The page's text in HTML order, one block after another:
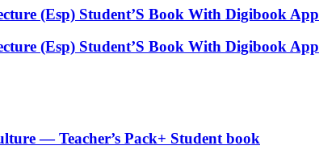
(Esp) Student’S Book With Digibook App
(Esp) Student’S Book With Digibook App
— Teacher’s Pack+ Student book